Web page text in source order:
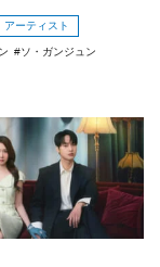
アーティスト
ソ・ガンジュン